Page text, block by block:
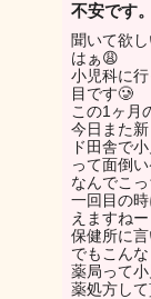
不安です。
聞いて欲
はぁ😩
小児科に
目です🥲︎
この1ヶ月
今日また
ド田舎で
って面倒
なんでこ
一回目の
えますね
保健所に
でもこん
薬局って
薬処方し